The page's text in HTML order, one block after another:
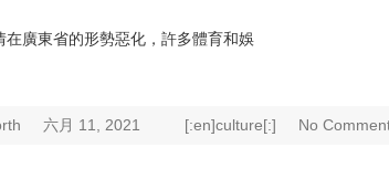
廣東省的形勢惡化，許多體育和娛
六月 11, 2021 [:en]culture[:] No